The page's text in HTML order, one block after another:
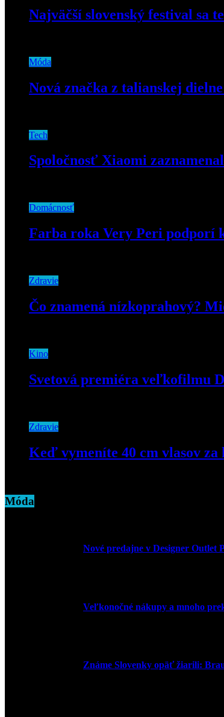
Najväčší slovenský festival sa
Móda
Nová značka z talianskej
Tech
Spoločnosť Xiaomi
Domácnosť
Farba roka Very Peri podporí
Zdravie
Čo znamená nízkoprahový?
Kino
Svetová premiéra veľkofilmu
Zdravie
Keď vymeníte 40 cm vlasov
Móda
Nové predajne v Designer
Veľkonočné nákupy a mnoho
Známe Slovenky opäť žiarili: